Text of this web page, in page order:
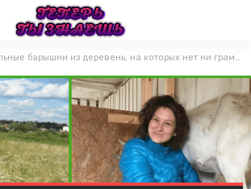
барышни из деревень, на которых нет ни грамма косметики